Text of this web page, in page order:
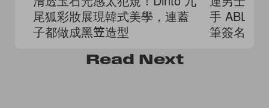
尾狐彩妝展現韓式美學，連蓋
子都做成黑笠造型
手 ABLY
筆簽名球
Read Next